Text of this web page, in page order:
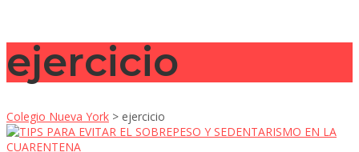
ejercicio
Colegio Nueva York > ejercicio